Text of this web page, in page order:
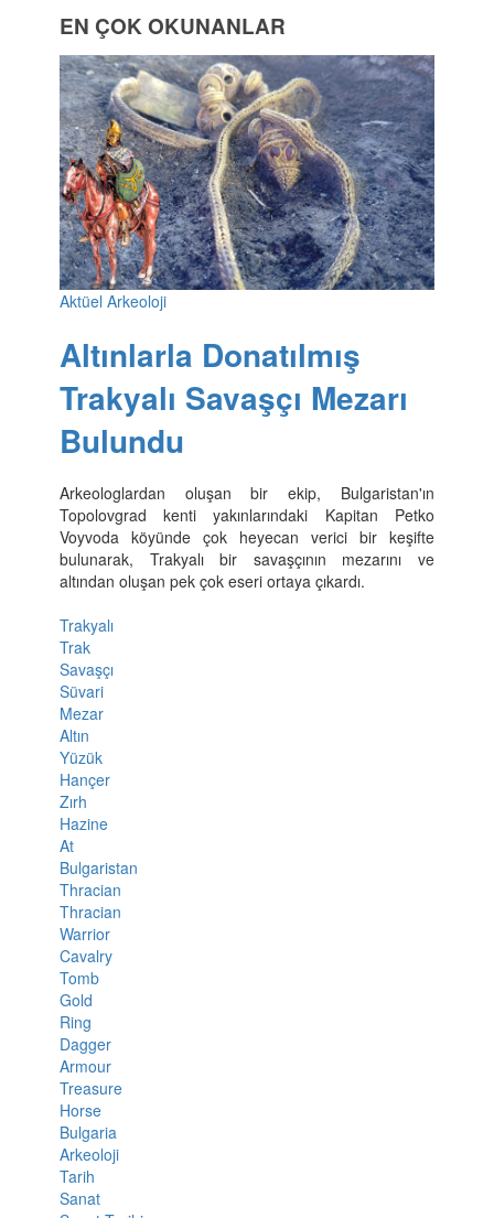
EN ÇOK OKUNANLAR
Aktüel Arkeoloji
Altınlarla Donatılmış
Trakyalı Savaşçı Mezarı
Bulundu
Arkeologlardan oluşan bir ekip, Bulgaristan'ın
Topolovgrad kenti yakınlarındaki Kapitan Petko
Voyvoda köyünde çok heyecan verici bir keşifte
bulunarak, Trakyalı bir savaşçının mezarını ve
altından oluşan pek çok eseri ortaya çıkardı.
Trakyalı
Trak
Savaşçı
Süvari
Mezar
Altın
Yüzük
Hançer
Zırh
Hazine
At
Bulgaristan
Thracian
Thracian
Warrior
Cavalry
Tomb
Gold
Ring
Dagger
Armour
Treasure
Horse
Bulgaria
Arkeoloji
Tarih
Sanat